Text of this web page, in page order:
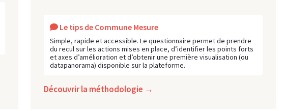
Le tips de Commune Mesure
Simple, rapide et accessible. Le questionnaire permet de prendre
du recul sur les actions mises en place, d’identifier les points forts
et axes d’amélioration et d’obtenir une première visualisation (ou
datapanorama) disponible sur la plateforme.
Découvrir la méthodologie →